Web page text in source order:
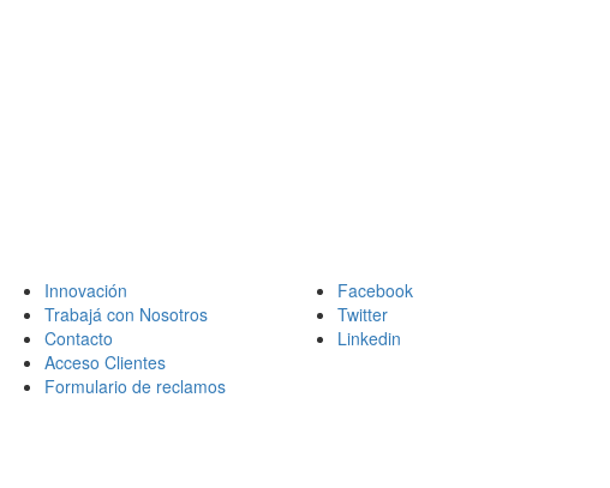
Innovación
Trabajá con Nosotros
Contacto
Acceso Clientes
Formulario de reclamos
Facebook
Twitter
Linkedin